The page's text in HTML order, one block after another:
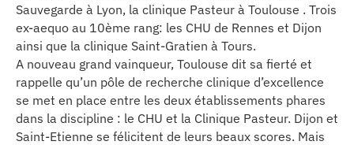
Sauvegarde à Lyon, la clinique Pasteur à Toulouse . Trois
ex-aequo au 10ème rang: les CHU de Rennes et Dijon
ainsi que la clinique Saint-Gratien à Tours.
A nouveau grand vainqueur, Toulouse dit sa fierté et
rappelle qu’un pôle de recherche clinique d’excellence
se met en place entre les deux établissements phares
dans la discipline : le CHU et la Clinique Pasteur. Dijon et
Saint-Etienne se félicitent de leurs beaux scores. Mais